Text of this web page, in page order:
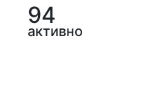
94
активно